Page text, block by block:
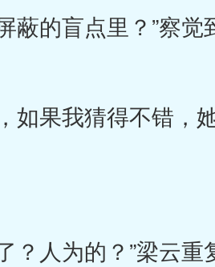
的盲点里？”察觉
果我猜得不错，她
人为的？”梁云重